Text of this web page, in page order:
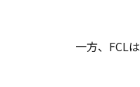
一方、FCLは